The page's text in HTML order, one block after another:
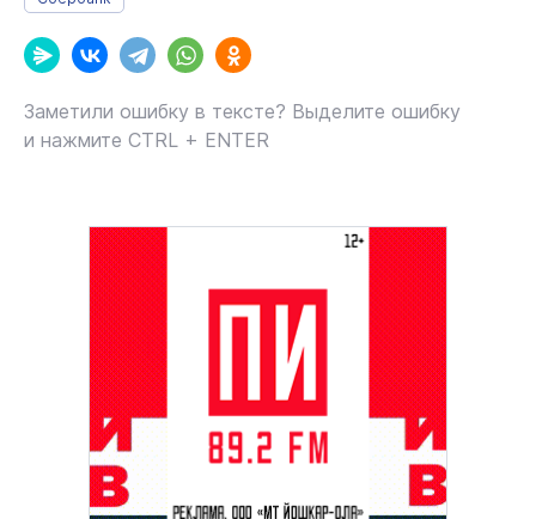
Заметили ошибку в тексте? Выделите ошибку
и нажмите CTRL + ENTER